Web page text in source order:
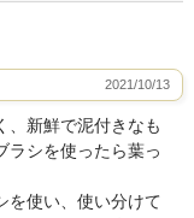
2021/10/13
、新鮮で泥付きなも
ラシを使ったら葉っ
を使い、使い分けて